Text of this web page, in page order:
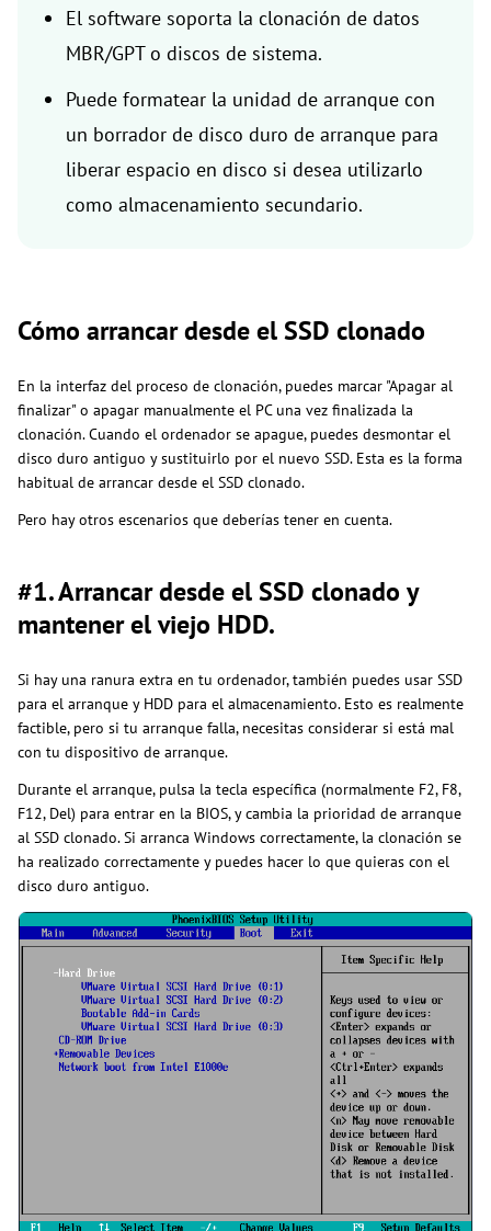
El software soporta la clonación de datos
MBR/GPT o discos de sistema.
Puede formatear la unidad de arranque con
un borrador de disco duro de arranque para
liberar espacio en disco si desea utilizarlo
como almacenamiento secundario.
Cómo arrancar desde el SSD clonado
En la interfaz del proceso de clonación, puedes marcar "Apagar al
finalizar" o apagar manualmente el PC una vez finalizada la
clonación. Cuando el ordenador se apague, puedes desmontar el
disco duro antiguo y sustituirlo por el nuevo SSD. Esta es la forma
habitual de arrancar desde el SSD clonado.
Pero hay otros escenarios que deberías tener en cuenta.
#1. Arrancar desde el SSD clonado y
mantener el viejo HDD.
Si hay una ranura extra en tu ordenador, también puedes usar SSD
para el arranque y HDD para el almacenamiento. Esto es realmente
factible, pero si tu arranque falla, necesitas considerar si está mal
con tu dispositivo de arranque.
Durante el arranque, pulsa la tecla específica (normalmente F2, F8,
F12, Del) para entrar en la BIOS, y cambia la prioridad de arranque
al SSD clonado. Si arranca Windows correctamente, la clonación se
ha realizado correctamente y puedes hacer lo que quieras con el
disco duro antiguo.